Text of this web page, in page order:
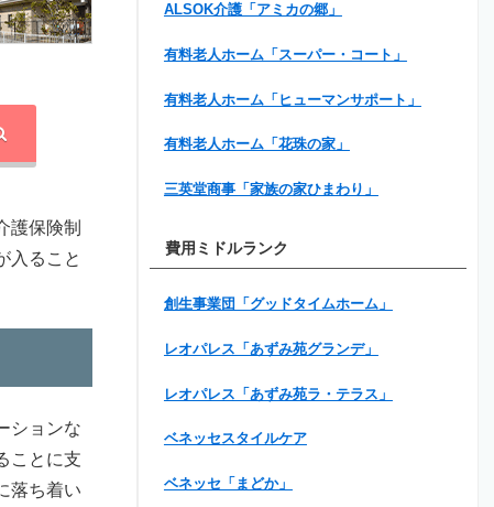
護保険制
入ること
ションな
ことに支
落ち着い
ALSOK介護「アミカの郷」
有料老人ホーム「スーパー・コート」
有料老人ホーム「ヒューマンサポート」
有料老人ホーム「花珠の家」
三英堂商事「家族の家ひまわり」
費用ミドルランク
創生事業団「グッドタイムホーム」
レオパレス「あずみ苑グランデ」
レオパレス「あずみ苑ラ・テラス」
ベネッセスタイルケア
ベネッセ「まどか」